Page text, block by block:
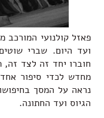
פאזל קולנועי המורכב
ועד היום. שברי
חוברו יחד זה לצד זה,
מחדש לכדי סיפור
נראה על המסך
הגיוס ועד החתונה.